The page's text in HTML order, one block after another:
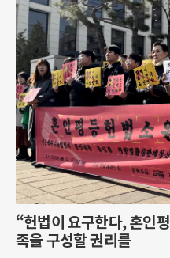
“헌법이 요구한다, 혼인
족을 구성할 권리를